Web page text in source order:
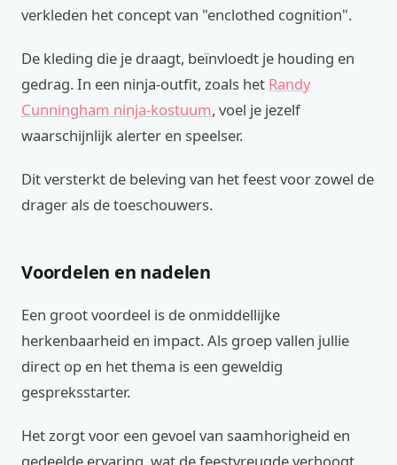
verkleden het concept van "enclothed cognition".
De kleding die je draagt, beïnvloedt je houding en
gedrag. In een ninja-outfit, zoals het Randy
Cunningham ninja-kostuum, voel je jezelf
waarschijnlijk alerter en speelser.
Dit versterkt de beleving van het feest voor zowel de
drager als de toeschouwers.
Voordelen en nadelen
Een groot voordeel is de onmiddellijke
herkenbaarheid en impact. Als groep vallen jullie
direct op en het thema is een geweldig
gespreksstarter.
Het zorgt voor een gevoel van saamhorigheid en